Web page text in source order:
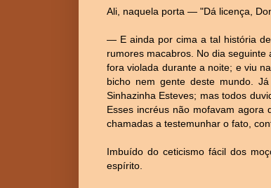
Ali, naquela porta — "Dá licença,
— E ainda por cima a tal história
rumores macabros. No dia
fora violada durante a noite; e viu
bicho nem gente deste mundo.
Sinhazinha Esteves; mas todos
Esses incréus não mofavam agora
chamadas a testemunhar o fato,
Imbuído do ceticismo fácil dos
espírito.